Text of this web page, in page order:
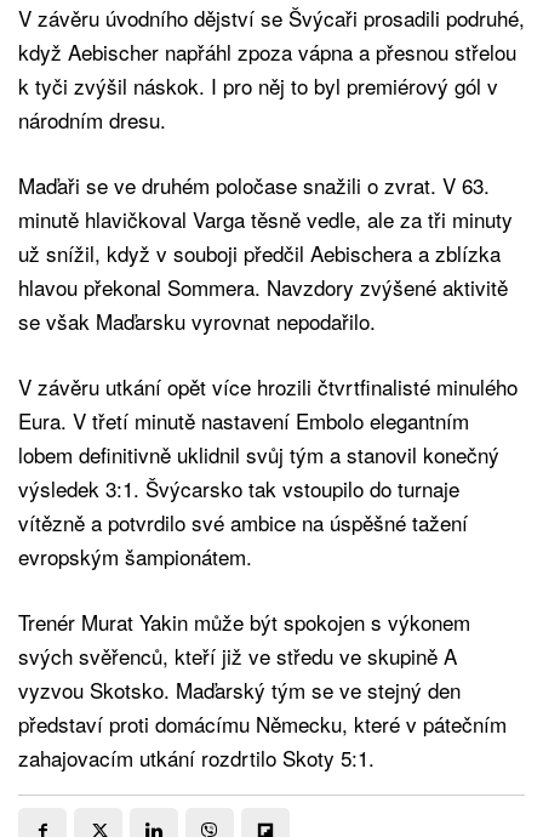
V závěru úvodního dějství se Švýcaři prosadili podruhé,
když Aebischer napřáhl zpoza vápna a přesnou střelou
k tyči zvýšil náskok. I pro něj to byl premiérový gól v
národním dresu.
Maďaři se ve druhém poločase snažili o zvrat. V 63.
minutě hlavičkoval Varga těsně vedle, ale za tři minuty
už snížil, když v souboji předčil Aebischera a zblízka
hlavou překonal Sommera. Navzdory zvýšené aktivitě
se však Maďarsku vyrovnat nepodařilo.
V závěru utkání opět více hrozili čtvrtfinalisté minulého
Eura. V třetí minutě nastavení Embolo elegantním
lobem definitivně uklidnil svůj tým a stanovil konečný
výsledek 3:1. Švýcarsko tak vstoupilo do turnaje
vítězně a potvrdilo své ambice na úspěšné tažení
evropským šampionátem.
Trenér Murat Yakin může být spokojen s výkonem
svých svěřenců, kteří již ve středu ve skupině A
vyzvou Skotsko. Maďarský tým se ve stejný den
představí proti domácímu Německu, které v pátečním
zahajovacím utkání rozdrtilo Skoty 5:1.